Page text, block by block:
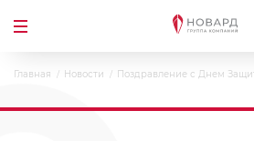
Главная Новости Поздравление с Днем